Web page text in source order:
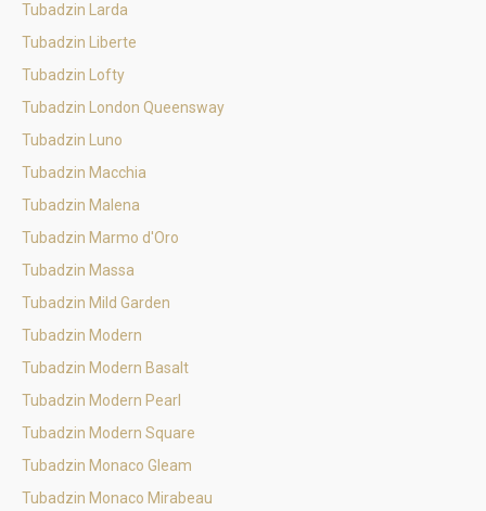
Tubadzin Larda
Tubadzin Liberte
Tubadzin Lofty
Tubadzin London Queensway
Tubadzin Luno
Tubadzin Macchia
Tubadzin Malena
Tubadzin Marmo d'Oro
Tubadzin Massa
Tubadzin Mild Garden
Tubadzin Modern
Tubadzin Modern Basalt
Tubadzin Modern Pearl
Tubadzin Modern Square
Tubadzin Monaco Gleam
Tubadzin Monaco Mirabeau